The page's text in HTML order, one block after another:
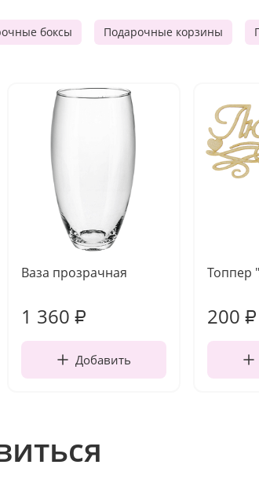
боксы Подарочные корзины
Ваза прозрачная
1 360 ₽
Добавить
Топпер
200 ₽